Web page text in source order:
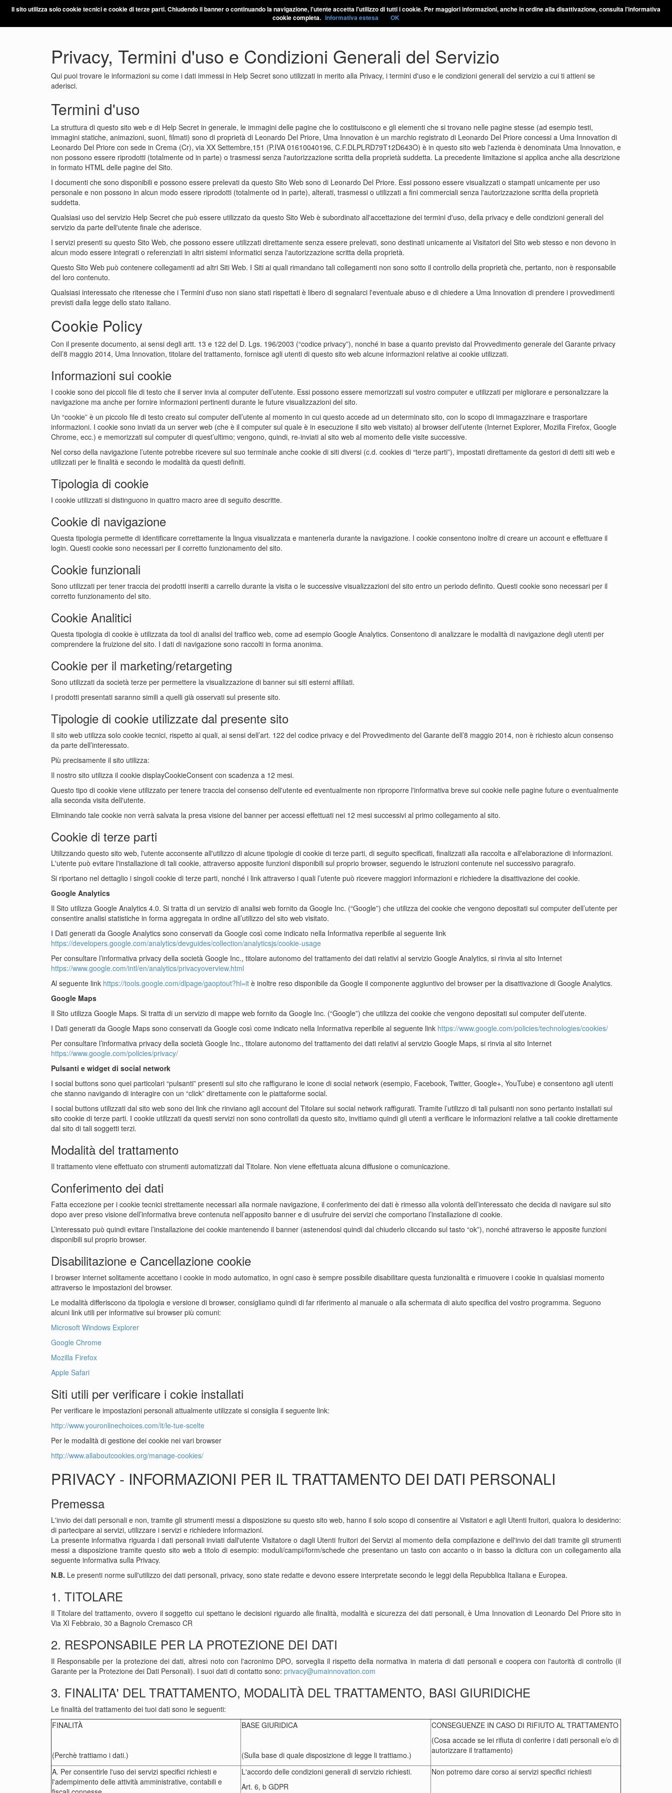
HO UN SEGRETO INFORMAZIONI LINGUA
Privacy, Termini d'uso e Condizioni Generali del Servizio
Qui puoi trovare le informazioni su come i dati immessi in Help Secret sono utilizzati in merito alla Privacy, i termini d'uso e le condizioni generali del servizio a cui ti attieni se
aderisci.
Termini d'uso
La struttura di questo sito web e di Help Secret in generale, le immagini delle pagine che lo costituiscono e gli elementi che si trovano nelle pagine stesse (ad esempio testi,
immagini statiche, animazioni, suoni, filmati) sono di proprietà di Leonardo Del Priore, Uma Innovation è un marchio registrato di Leonardo Del Priore concessi a Uma Innovation di
Leonardo Del Priore con sede in Crema (Cr), via XX Settembre,151 (P.IVA 01610040196, C.F.DLPLRD79T12D643O) è in questo sito web l'azienda è denominata Uma Innovation, e
non possono essere riprodotti (totalmente od in parte) o trasmessi senza l'autorizzazione scritta della proprietà suddetta. La precedente limitazione si applica anche alla descrizione
in formato HTML delle pagine del Sito.
I documenti che sono disponibili e possono essere prelevati da questo Sito Web sono di Leonardo Del Priore. Essi possono essere visualizzati o stampati unicamente per uso
personale e non possono in alcun modo essere riprodotti (totalmente od in parte), alterati, trasmessi o utilizzati a fini commerciali senza l'autorizzazione scritta della proprietà
suddetta.
Qualsiasi uso del servizio Help Secret che può essere utilizzato da questo Sito Web è subordinato all'accettazione dei termini d'uso, della privacy e delle condizioni generali del
servizio da parte dell'utente finale che aderisce.
I servizi presenti su questo Sito Web, che possono essere utilizzati direttamente senza essere prelevati, sono destinati unicamente ai Visitatori del Sito web stesso e non devono in
alcun modo essere integrati o referenziati in altri sistemi informatici senza l'autorizzazione scritta della proprietà.
Questo Sito Web può contenere collegamenti ad altri Siti Web. I Siti ai quali rimandano tali collegamenti non sono sotto il controllo della proprietà che, pertanto, non è responsabile
del loro contenuto.
Qualsiasi interessato che ritenesse che i Termini d'uso non siano stati rispettati è libero di segnalarci l'eventuale abuso e di chiedere a Uma Innovation di prendere i provvedimenti
previsti dalla legge dello stato italiano.
Cookie Policy
Con il presente documento, ai sensi degli artt. 13 e 122 del D. Lgs. 196/2003 (“codice privacy”), nonché in base a quanto previsto dal Provvedimento generale del Garante privacy
dell’8 maggio 2014, Uma Innovation, titolare del trattamento, fornisce agli utenti di questo sito web alcune informazioni relative ai cookie utilizzati.
Informazioni sui cookie
I cookie sono dei piccoli file di testo che il server invia al computer dell’utente. Essi possono essere memorizzati sul vostro computer e utilizzati per migliorare e personalizzare la
navigazione ma anche per fornire informazioni pertinenti durante le future visualizzazioni del sito.
Un “cookie” è un piccolo file di testo creato sul computer dell’utente al momento in cui questo accede ad un determinato sito, con lo scopo di immagazzinare e trasportare
informazioni. I cookie sono inviati da un server web (che è il computer sul quale è in esecuzione il sito web visitato) al browser dell’utente (Internet Explorer, Mozilla Firefox, Google
Chrome, ecc.) e memorizzati sul computer di quest’ultimo; vengono, quindi, re-inviati al sito web al momento delle visite successive.
Nel corso della navigazione l’utente potrebbe ricevere sul suo terminale anche cookie di siti diversi (c.d. cookies di “terze parti”), impostati direttamente da gestori di detti siti web e
utilizzati per le finalità e secondo le modalità da questi definiti.
Tipologia di cookie
I cookie utilizzati si distinguono in quattro macro aree di seguito descritte.
Cookie di navigazione
Questa tipologia permette di identificare correttamente la lingua visualizzata e mantenerla durante la navigazione. I cookie consentono inoltre di creare un account e effettuare il
login. Questi cookie sono necessari per il corretto funzionamento del sito.
Cookie funzionali
Sono utilizzati per tener traccia dei prodotti inseriti a carrello durante la visita o le successive visualizzazioni del sito entro un periodo definito. Questi cookie sono necessari per il
corretto funzionamento del sito.
Cookie Analitici
Questa tipologia di cookie è utilizzata da tool di analisi del traffico web, come ad esempio Google Analytics. Consentono di analizzare le modalità di navigazione degli utenti per
comprendere la fruizione del sito. I dati di navigazione sono raccolti in forma anonima.
Cookie per il marketing/retargeting
Sono utilizzati da società terze per permettere la visualizzazione di banner sui siti esterni affiliati.
I prodotti presentati saranno simili a quelli già osservati sul presente sito.
Tipologie di cookie utilizzate dal presente sito
Il sito web utilizza solo cookie tecnici, rispetto ai quali, ai sensi dell’art. 122 del codice privacy e del Provvedimento del Garante dell’8 maggio 2014, non è richiesto alcun consenso
da parte dell’interessato.
Più precisamente il sito utilizza:
Il nostro sito utilizza il cookie displayCookieConsent con scadenza a 12 mesi.
Questo tipo di cookie viene utilizzato per tenere traccia del consenso dell'utente ed eventualmente non riproporre l'informativa breve sui cookie nelle pagine future o eventualmente
alla seconda visita dell'utente.
Eliminando tale cookie non verrà salvata la presa visione del banner per accessi effettuati nei 12 mesi successivi al primo collegamento al sito.
Cookie di terze parti
Utilizzando questo sito web, l'utente acconsente all'utilizzo di alcune tipologie di cookie di terze parti, di seguito specificati, finalizzati alla raccolta e all'elaborazione di informazioni.
L'utente può evitare l'installazione di tali cookie, attraverso apposite funzioni disponibili sul proprio browser, seguendo le istruzioni contenute nel successivo paragrafo.
Si riportano nel dettaglio i singoli cookie di terze parti, nonché i link attraverso i quali l’utente può ricevere maggiori informazioni e richiedere la disattivazione dei cookie.
Google Analytics
Il Sito utilizza Google Analytics 4.0. Si tratta di un servizio di analisi web fornito da Google Inc. (“Google”) che utilizza dei cookie che vengono depositati sul computer dell’utente per
consentire analisi statistiche in forma aggregata in ordine all’utilizzo del sito web visitato.
I Dati generati da Google Analytics sono conservati da Google così come indicato nella Informativa reperibile al seguente link
https://developers.google.com/analytics/devguides/collection/analyticsjs/cookie-usage
Per consultare l’informativa privacy della società Google Inc., titolare autonomo del trattamento dei dati relativi al servizio Google Analytics, si rinvia al sito Internet
https://www.google.com/intl/en/analytics/privacyoverview.html
Al seguente link https://tools.google.com/dlpage/gaoptout?hl=it è inoltre reso disponibile da Google il componente aggiuntivo del browser per la disattivazione di Google Analytics.
Google Maps
Il Sito utilizza Google Maps. Si tratta di un servizio di mappe web fornito da Google Inc. (“Google”) che utilizza dei cookie che vengono depositati sul computer dell’utente.
I Dati generati da Google Maps sono conservati da Google così come indicato nella Informativa reperibile al seguente link https://www.google.com/policies/technologies/cookies/
Per consultare l’informativa privacy della società Google Inc., titolare autonomo del trattamento dei dati relativi al servizio Google Maps, si rinvia al sito Internet
https://www.google.com/policies/privacy/
Pulsanti e widget di social network
I social buttons sono quei particolari “pulsanti” presenti sul sito che raffigurano le icone di social network (esempio, Facebook, Twitter, Google+, YouTube) e consentono agli utenti
che stanno navigando di interagire con un “click” direttamente con le piattaforme social.
I social buttons utilizzati dal sito web sono dei link che rinviano agli account del Titolare sui social network raffigurati. Tramite l’utilizzo di tali pulsanti non sono pertanto installati sul
sito cookie di terze parti. I cookie utilizzati da questi servizi non sono controllati da questo sito, invitiamo quindi gli utenti a verificare le informazioni relative a tali cookie direttamente
dal sito di tali soggetti terzi.
Modalità del trattamento
Il trattamento viene effettuato con strumenti automatizzati dal Titolare. Non viene effettuata alcuna diffusione o comunicazione.
Conferimento dei dati
Fatta eccezione per i cookie tecnici strettamente necessari alla normale navigazione, il conferimento dei dati è rimesso alla volontà dell’interessato che decida di navigare sul sito
dopo aver preso visione dell’informativa breve contenuta nell’apposito banner e di usufruire dei servizi che comportano l’installazione di cookie.
L’interessato può quindi evitare l’installazione dei cookie mantenendo il banner (astenendosi quindi dal chiuderlo cliccando sul tasto “ok”), nonché attraverso le apposite funzioni
disponibili sul proprio browser.
Disabilitazione e Cancellazione cookie
I browser internet solitamente accettano i cookie in modo automatico, in ogni caso è sempre possibile disabilitare questa funzionalità e rimuovere i cookie in qualsiasi momento
attraverso le impostazioni del browser.
Le modalità differiscono da tipologia e versione di browser, consigliamo quindi di far riferimento al manuale o alla schermata di aiuto specifica del vostro programma. Seguono
alcuni link utili per informative sui browser più comuni:
Microsoft Windows Explorer
Google Chrome
Mozilla Firefox
Apple Safari
Siti utili per verificare i cokie installati
Per verificare le impostazioni personali attualmente utilizzate si consiglia il seguente link:
http://www.youronlinechoices.com/it/le-tue-scelte
Per le modalità di gestione dei cookie nei vari browser
http://www.allaboutcookies.org/manage-cookies/
PRIVACY - INFORMAZIONI PER IL TRATTAMENTO DEI DATI PERSONALI
Premessa
L'invio dei dati personali e non, tramite gli strumenti messi a disposizione su questo sito web, hanno il solo scopo di consentire ai Visitatori e agli Utenti fruitori, qualora lo desiderino:
di partecipare ai servizi, utilizzare i servizi e richiedere informazioni.
La presente informativa riguarda i dati personali inviati dall'utente Visitatore o dagli Utenti fruitori dei Servizi al momento della compilazione e dell'invio dei dati tramite gli strumenti
messi a disposizione tramite questo sito web a titolo di esempio: moduli/campi/form/schede che presentano un tasto con accanto o in basso la dicitura con un collegamento alla
seguente informativa sulla Privacy.
N.B. Le presenti norme sull'utilizzo dei dati personali, privacy, sono state redatte e devono essere interpretate secondo le leggi della Repubblica Italiana e Europea.
1. TITOLARE
Il Titolare del trattamento, ovvero il soggetto cui spettano le decisioni riguardo alle finalità, modalità e sicurezza dei dati personali, è Uma Innovation di Leonardo Del Priore sito in
Via XI Febbraio, 30 a Bagnolo Cremasco CR
2. RESPONSABILE PER LA PROTEZIONE DEI DATI
Il Responsabile per la protezione dei dati, altresì noto con l'acronimo DPO, sorveglia il rispetto della normativa in materia di dati personali e coopera con l'autorità di controllo (il
Garante per la Protezione dei Dati Personali). I suoi dati di contatto sono: privacy@umainnovation.com
3. FINALITA' DEL TRATTAMENTO, MODALITÀ DEL TRATTAMENTO, BASI GIURIDICHE
Le finalità del trattamento dei tuoi dati sono le seguenti:
FINALITÀ
(Perchè trattiamo i dati.)
BASE GIURIDICA
(Sulla base di quale disposizione di legge li trattiamo.)
CONSEGUENZE IN CASO DI RIFIUTO AL TRATTAMENTO
(Cosa accade se lei rifiuta di conferire i dati personali e/o di
autorizzare il trattamento)
A. Per consentirle l'uso dei servizi specifici richiesti e
l'adempimento delle attività amministrative, contabili e
L'accordo delle condizioni generali di servizio richiesti.
Art. 6, b GDPR
Non potremo dare corso ai servizi specifici richiesti
Il sito utilizza solo cookie tecnici e cookie di terze parti. Chiudendo il banner o continuando la navigazione, l'utente accetta l'utilizzo di tutti i cookie. Per maggiori informazioni, anche in ordine alla disattivazione, consulta l'informativa
cookie completa. Informativa estesa OK